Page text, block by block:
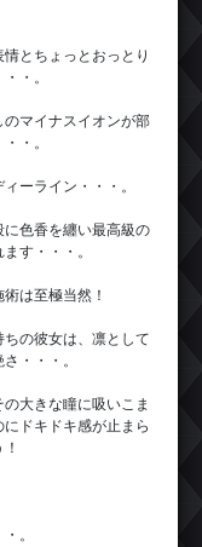
とちょっとおっとり
・。
マイナスイオンが部
・。
ーライン・・・。
色香を纏い最高級の
す・・・。
は至極当然！
ちの彼女は、凛として
・・・。
大きな瞳に吸いこま
ドキドキ感が止まら
。